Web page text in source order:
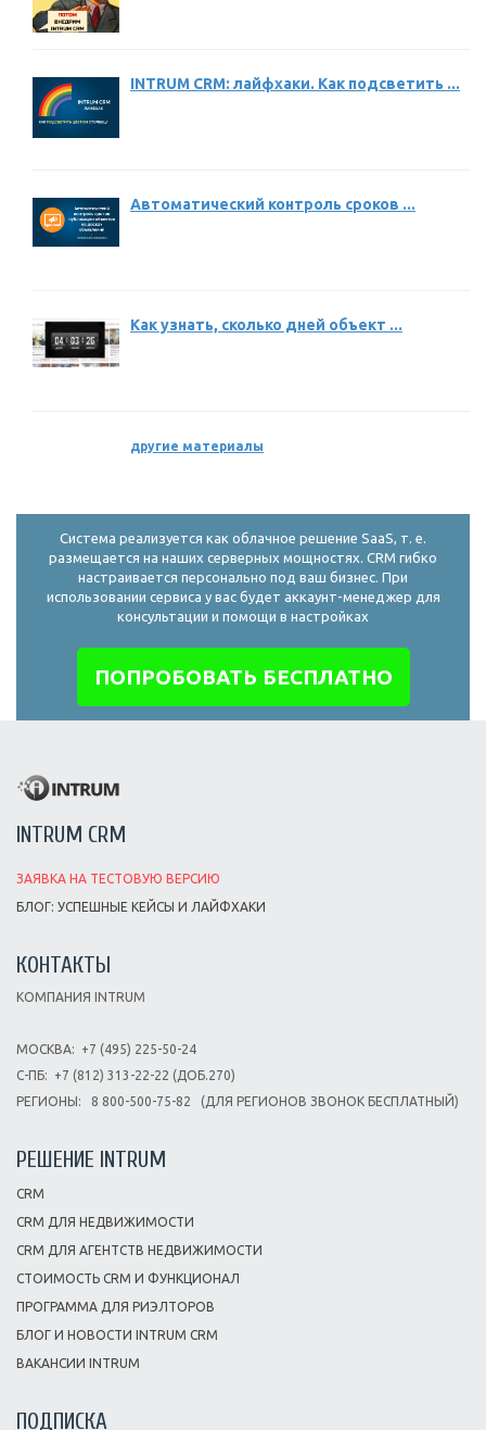
INTRUM CRM: лайфхаки. Как подсветить ...
Автоматический контроль сроков ...
Как узнать, сколько дней объект ...
другие материалы
Система реализуется как облачное решение SaaS, т. е.
размещается на наших серверных мощностях. CRM гибко
настраивается персонально под ваш бизнес. При
использовании сервиса у вас будет аккаунт-менеджер для
консультации и помощи в настройках
ПОПРОБОВАТЬ БЕСПЛАТНО
INTRUM CRM
ЗАЯВКА НА ТЕСТОВУЮ ВЕРСИЮ
БЛОГ: УСПЕШНЫЕ КЕЙСЫ И ЛАЙФХАКИ
КОНТАКТЫ
КОМПАНИЯ INTRUM
МОСКВА:
+7 (495) 225-50-24
С-ПБ:
+7 (812) 313-22-22 (ДОБ.270)
РЕГИОНЫ:
8 800-500-75-82 (ДЛЯ РЕГИОНОВ ЗВОНОК БЕСПЛАТНЫЙ)
РЕШЕНИЕ INTRUM
CRM
CRM ДЛЯ НЕДВИЖИМОСТИ
CRM ДЛЯ АГЕНТСТВ НЕДВИЖИМОСТИ
СТОИМОСТЬ CRM И ФУНКЦИОНАЛ
ПРОГРАММА ДЛЯ РИЭЛТОРОВ
БЛОГ И НОВОСТИ INTRUM CRM
ВАКАНСИИ INTRUM
ПОДПИСКА